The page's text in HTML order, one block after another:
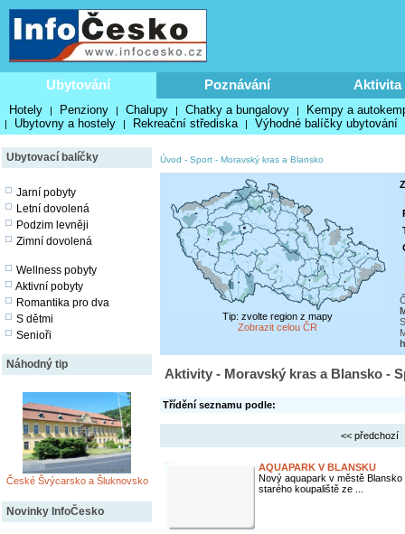
Ubytování Poznávání Aktivita
Hotely | Penziony | Chalupy | Chatky a bungalovy | Kempy a
| Ubytovny a hostely | Rekreační střediska | Výhodné balíčky ubytování
Ubytovací balíčky
Jarní pobyty
Letní dovolená
Podzim levněji
Zimní dovolená
Wellness pobyty
Aktivní pobyty
Romantika pro dva
S dětmi
Senioři
Náhodný tip
České Švýcarsko a Šluknovsko
Novinky InfoČesko
Úvod - Sport - Moravský kras a Blansko
Tip: zvolte region z mapy
Zobrazit celou ČR
Aktivity - Moravský kras a Blansko -
Třídění seznamu podle:
<< předchozí
AQUAPARK V BLANSKU
Nový aquapark v městě
starého koupaliště ze ...